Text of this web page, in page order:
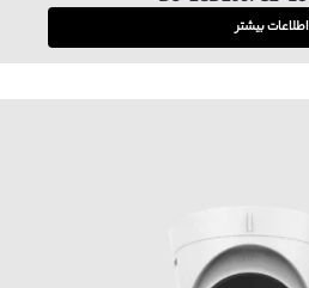
اطلاعات بیشتر